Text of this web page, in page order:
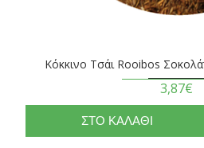
Κόκκινο Τσάι Rooibos
3,87€